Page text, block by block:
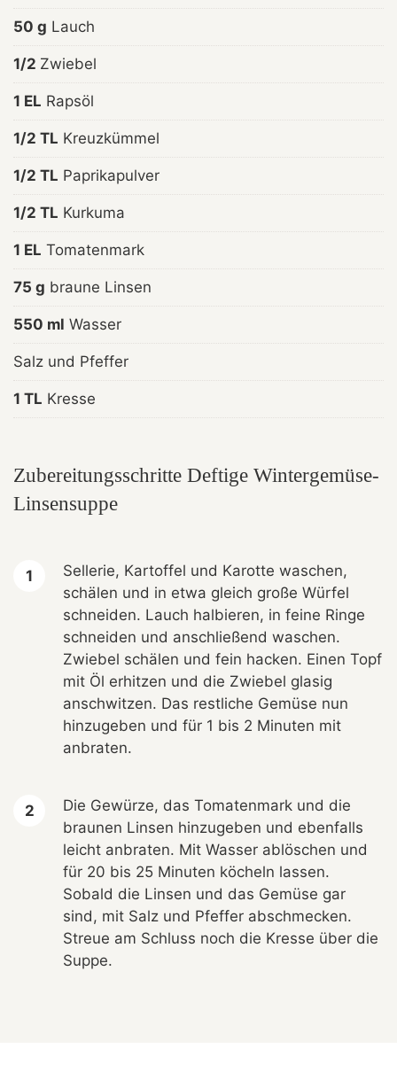
50 g Lauch
1/2 Zwiebel
1 EL Rapsöl
1/2 TL Kreuzkümmel
1/2 TL Paprikapulver
1/2 TL Kurkuma
1 EL Tomatenmark
75 g braune Linsen
550 ml Wasser
Salz und Pfeffer
1 TL Kresse
Zubereitungsschritte Deftige Wintergemüse-
Linsensuppe
Sellerie, Kartoffel und Karotte waschen,
schälen und in etwa gleich große Würfel
schneiden. Lauch halbieren, in feine Ringe
schneiden und anschließend waschen.
Zwiebel schälen und fein hacken. Einen Topf
mit Öl erhitzen und die Zwiebel glasig
anschwitzen. Das restliche Gemüse nun
hinzugeben und für 1 bis 2 Minuten mit
anbraten.
Die Gewürze, das Tomatenmark und die
braunen Linsen hinzugeben und ebenfalls
leicht anbraten. Mit Wasser ablöschen und
für 20 bis 25 Minuten köcheln lassen.
Sobald die Linsen und das Gemüse gar
sind, mit Salz und Pfeffer abschmecken.
Streue am Schluss noch die Kresse über die
Suppe.